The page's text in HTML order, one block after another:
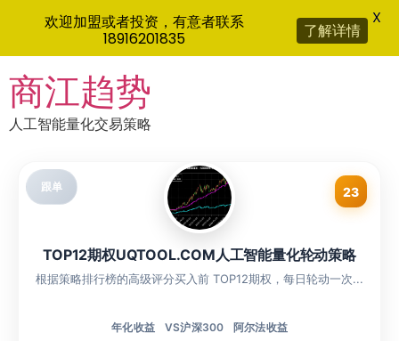
to
content
商江趋势
人工智能量化交易策略
跟单 23
TOP12期权UQTOOL.COM人工智能量化轮动策略
根据策略排行榜的高级评分买入前 TOP12期权，每日轮动一次...
年化收益 VS沪深300 阿尔法收益
欢迎加盟或者投资，有意者联系
18916201835
了解详情
X